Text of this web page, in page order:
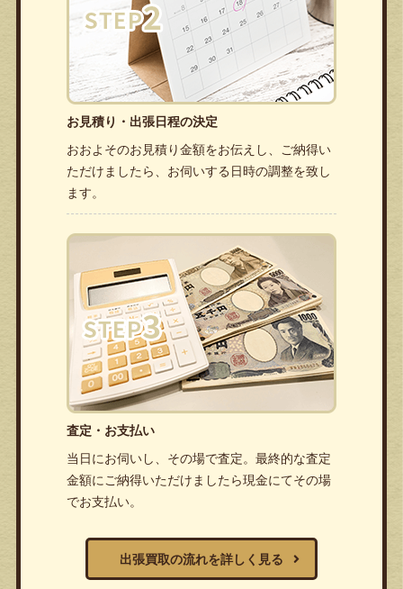
お見積り・出張日程の決定
おおよそのお見積り金額をお伝えし、ご納得い
ただけましたら、お伺いする日時の調整を致し
ます。
査定・お支払い
当日にお伺いし、その場で査定。最終的な査定
金額にご納得いただけましたら現金にてその場
でお支払い。
出張買取の流れを詳しく見る